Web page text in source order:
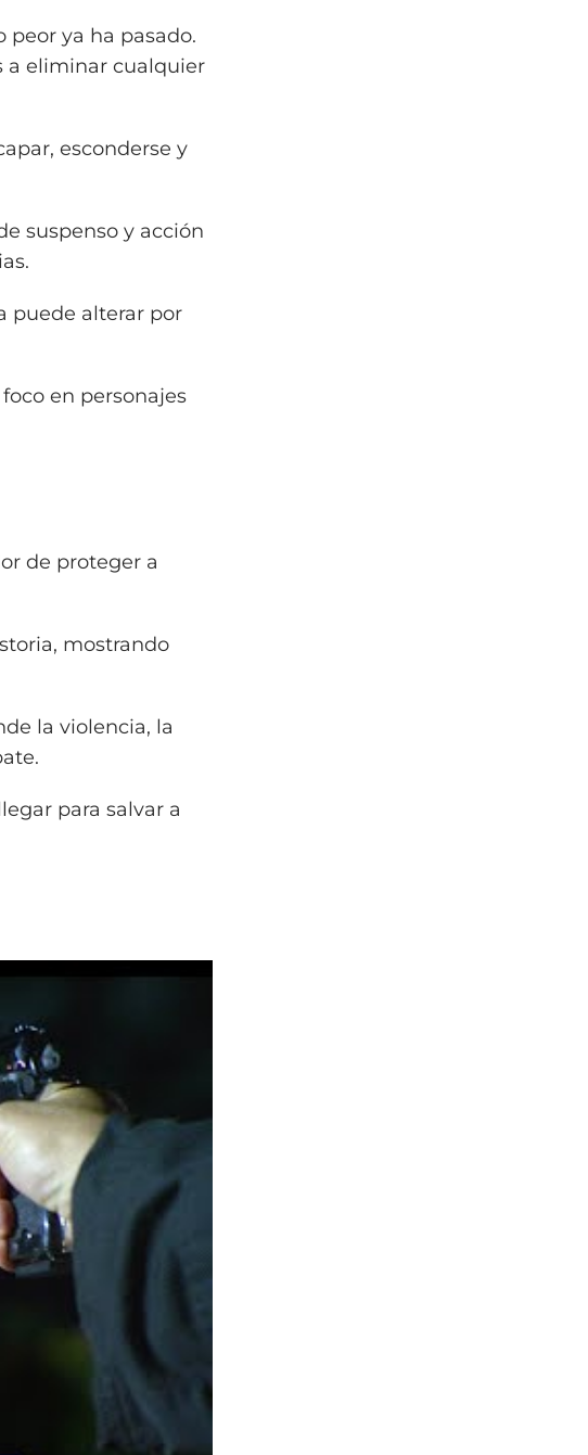
peor ya ha pasado.
a eliminar cualquier
esconderse y
suspenso y acción
puede alterar por
en personajes
de proteger a
mostrando
la violencia, la
para salvar a